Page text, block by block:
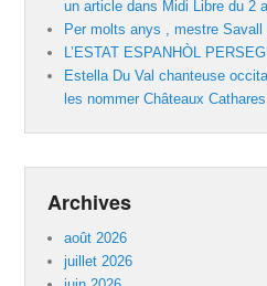
un article dans Midi Libre du 2
Per molts anys , mestre
L’ESTAT ESPANHÒL
Estella Du Val chanteuse
les nommer Châteaux
Archives
août 2026
juillet 2026